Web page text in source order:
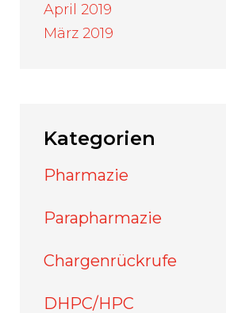
April 2019
März 2019
Kategorien
Pharmazie
Parapharmazie
Chargenrückrufe
DHPC/HPC